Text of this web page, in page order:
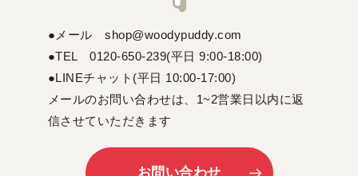
●メール shop@woodypuddy.com
●TEL 0120-650-239(平日 9:00-18:00)
●LINEチャット(平日 10:00-17:00)
メールのお問い合わせは、1~2営業日以内に返
信させていただきます
お問い合わせ